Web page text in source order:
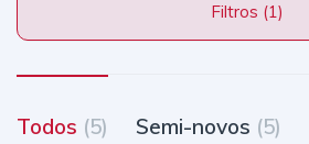
Filtros (1)
Todos (5) Semi-novos (5)